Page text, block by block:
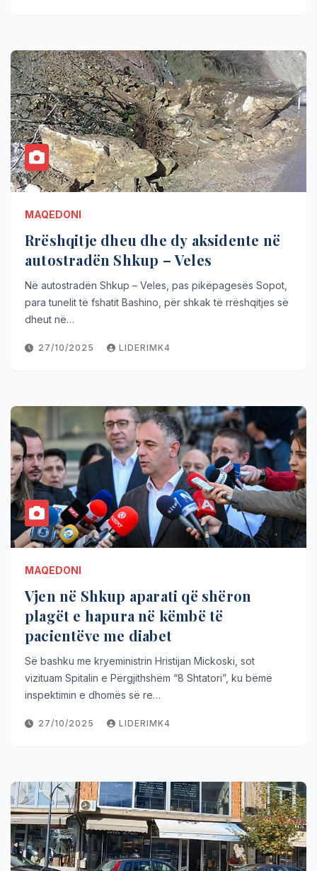
MAQEDONI
Rrëshqitje dheu dhe dy aksidente në
autostradën Shkup – Veles
Në autostradën Shkup – Veles, pas pikëpagesës Sopot,
para tunelit të fshatit Bashino, për shkak të rrëshqitjes së
dheut në…
27/10/2025 LIDERIMK4
MAQEDONI
Vjen në Shkup aparati që shëron
plagët e hapura në këmbë të
pacientëve me diabet
Së bashku me kryeministrin Hristijan Mickoski, sot
vizituam Spitalin e Përgjithshëm “8 Shtatori”, ku bëmë
inspektimin e dhomës së re…
27/10/2025 LIDERIMK4